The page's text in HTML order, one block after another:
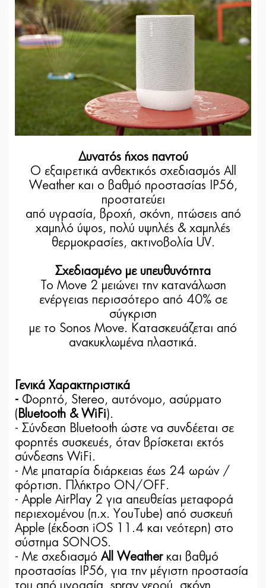
Δυνατός ήχος παντού
Ο εξαιρετικά ανθεκτικός σχεδιασμός All
Weather και ο βαθμό προστασίας IP56,
προστατεύει
από υγρασία, βροχή, σκόνη, πτώσεις από
χαμηλό ύψος, πολύ υψηλές & χαμηλές
θερμοκρασίες, ακτινοβολία UV.
Σχεδιασμένο με υπευθυνότητα
Το Move 2 μειώνει την κατανάλωση
ενέργειας περισσότερο από 40% σε
σύγκριση
με το Sonos Move. Κατασκευάζεται από
ανακυκλωμένα πλαστικά.
Γενικά Χαρακτηριστικά
- Φορητό, Stereo, αυτόνομο, ασύρματο
( Bluetooth & WiFi).
- Σύνδεση Bluetooth ώστε να συνδέεται σε
φορητές συσκευές, όταν βρίσκεται εκτός
σύνδεσης WiFi.
- Με μπαταρία διάρκειας έως 24 ωρών /
φόρτιση. Πλήκτρο ON/OFF.
- Apple AirPlay 2 για απευθείας μεταφορά
περιεχομένου (π.χ. YouTube) από συσκευή
Apple (έκδοση iOS 11.4 και νεότερη) στο
σύστημα SONOS.
- Με σχεδιασμό All Weather και βαθμό
προστασίας IP56, για την μέγιστη προστασία